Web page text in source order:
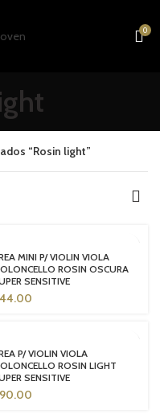
0
“Rosin light”
MINI P/ VIOLIN VIOLA
ROSIN OSCURA
SENSITIVE
44.00
P/ VIOLIN VIOLA
ROSIN LIGHT
SENSITIVE
90.00